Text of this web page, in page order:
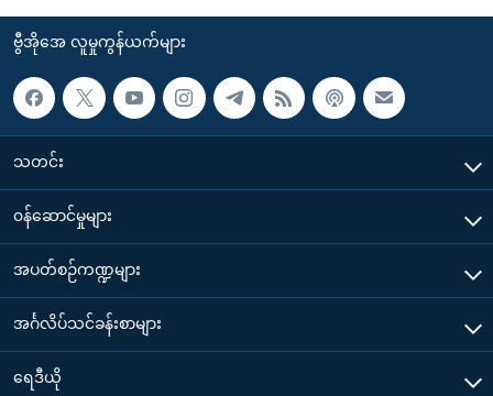
ဗွီအိုအေ လူမှုကွန်ယက်များ
သတင်း
၀န်ဆောင်မှုများ
အပတ်စဉ်ကဏ္ဍများ
အင်္ဂလိပ်သင်ခန်းစာများ
ရေဒီယို